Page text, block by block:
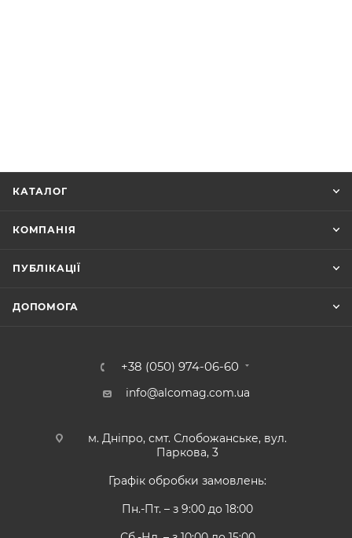
КАТАЛОГ
КОМПАНІЯ
ПУБЛІКАЦІЇ
ДОПОМОГА
+38 (050) 974-06-60
info@alcomag.com.ua
м. Дніпро, смт. Слобожанське, вул.
Паркова, 3
Графік обробки замовлень:
Пн.-Пт. – з 9:00 до 18:00